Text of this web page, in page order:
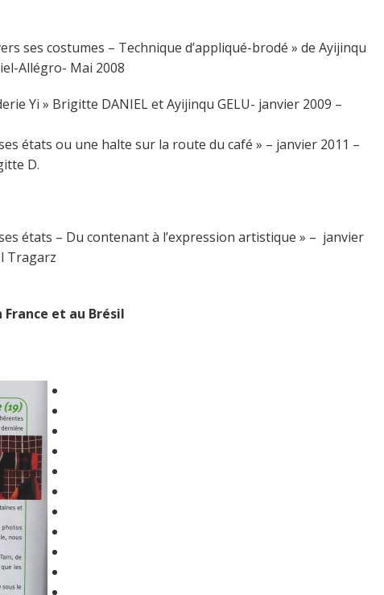
ses costumes – Technique d’appliqué-brodé » de Ayijinqu
Allégro- Mai 2008
Yi » Brigitte DANIEL et Ayijinqu GELU- janvier 2009 –
états ou une halte sur la route du café » – janvier 2011 –
D.
états – Du contenant à l’expression artistique » – janvier
Tragarz
et au Brésil